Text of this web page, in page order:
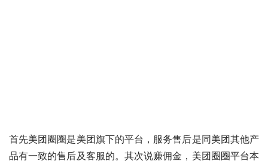
首先美团圈圈是美团旗下的平台，服务售后是同美团其他产
品有一致的售后及客服的。其次说赚佣金，美团圈圈平台本